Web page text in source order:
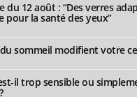
du 12 août : “Des verres
pour la santé des yeux”
sommeil modifient votre
il trop sensible ou